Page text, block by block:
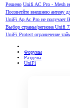
Решено Unifi AC Pro - Mesh
Посоветйте внешнею антену
UniFi Ap Ac Pro не получает
Выбор страны/региона Unifi
UniFi Protect ограничение
Форумы
Разделы
UniFi